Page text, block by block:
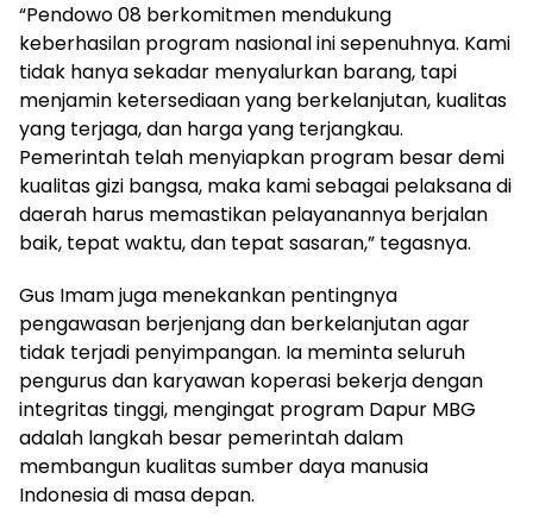
“Pendowo 08 berkomitmen mendukung
keberhasilan program nasional ini sepenuhnya. Kami
tidak hanya sekadar menyalurkan barang, tapi
menjamin ketersediaan yang berkelanjutan, kualitas
yang terjaga, dan harga yang terjangkau.
Pemerintah telah menyiapkan program besar demi
kualitas gizi bangsa, maka kami sebagai pelaksana di
daerah harus memastikan pelayanannya berjalan
baik, tepat waktu, dan tepat sasaran,” tegasnya.
Gus Imam juga menekankan pentingnya
pengawasan berjenjang dan berkelanjutan agar
tidak terjadi penyimpangan. Ia meminta seluruh
pengurus dan karyawan koperasi bekerja dengan
integritas tinggi, mengingat program Dapur MBG
adalah langkah besar pemerintah dalam
membangun kualitas sumber daya manusia
Indonesia di masa depan.